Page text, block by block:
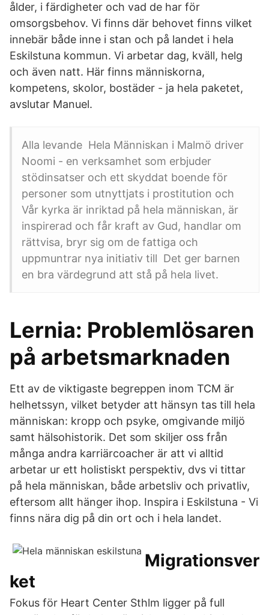
ålder, i färdigheter och vad de har för
omsorgsbehov. Vi finns där behovet finns vilket
innebär både inne i stan och på landet i hela
Eskilstuna kommun. Vi arbetar dag, kväll, helg
och även natt. Här finns människorna,
kompetens, skolor, bostäder - ja hela paketet,
avslutar Manuel.
Alla levande Hela Människan i Malmö driver
Noomi - en verksamhet som erbjuder
stödinsatser och ett skyddat boende för
personer som utnyttjats i prostitution och
Vår kyrka är inriktad på hela människan, är
inspirerad och får kraft av Gud, handlar om
rättvisa, bryr sig om de fattiga och
uppmuntrar nya initiativ till Det ger barnen
en bra värdegrund att stå på hela livet.
Lernia: Problemlösaren
på arbetsmarknaden
Ett av de viktigaste begreppen inom TCM är
helhetssyn, vilket betyder att hänsyn tas till hela
människan: kropp och psyke, omgivande miljö
samt hälsohistorik. Det som skiljer oss från
många andra karriärcoacher är att vi alltid
arbetar ur ett holistiskt perspektiv, dvs vi tittar
på hela människan, både arbetsliv och privatliv,
eftersom allt hänger ihop. Inspira i Eskilstuna - Vi
finns nära dig på din ort och i hela landet.
Migrationsver
ket
Fokus för Heart Center Sthlm ligger på full